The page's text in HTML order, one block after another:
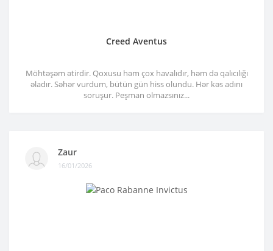
Creed Aventus
Möhtəşəm ətirdir. Qoxusu həm çox havalıdır, həm də qalıcılığı
əladır. Səhər vurdum, bütün gün hiss olundu. Hər kəs adını
soruşur. Peşman olmazsınız...
Zaur
16/01/2026